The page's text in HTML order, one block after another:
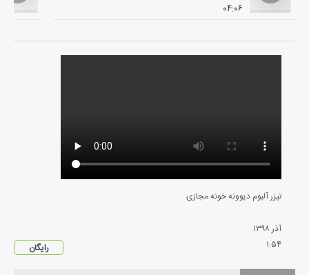
۰۴:۰۶
تیزر آلبوم دیوونه خونه مجازی
آذر ۱۳۹۸
۱:۵۴ رایگان